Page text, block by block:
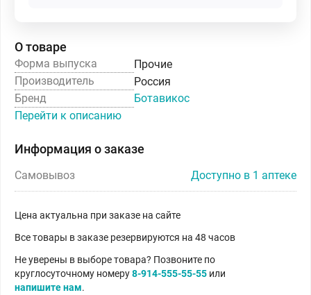
О товаре
Форма выпуска
Прочие
Производитель
Россия
Бренд
Ботавикос
Перейти к описанию
Информация о заказе
Самовывоз Доступно в 1 аптеке
Цена актуальна при заказе на сайте
Все товары в заказе резервируются на 48 часов
Не уверены в выборе товара? Позвоните по
круглосуточному номеру8-914-555-55-55 или
напишите нам.